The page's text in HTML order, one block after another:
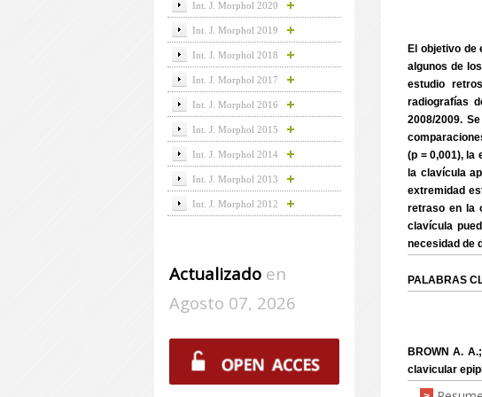
El objetivo
algunos de
estudio
radiografías
2008/2009.
(p = 0,001), la
la clavícula
extremidad
retraso en la
clavícula
necesidad de
PALABRAS
BROWN A.
clavicular
Int. J. Morphol 2020
Int. J. Morphol 2019
Int. J. Morphol 2018
Int. J. Morphol 2017
Int. J. Morphol 2016
Int. J. Morphol 2015
Int. J. Morphol 2014
Int. J. Morphol 2013
Int. J. Morphol 2012
Actualizadoen
Agosto 07, 2026